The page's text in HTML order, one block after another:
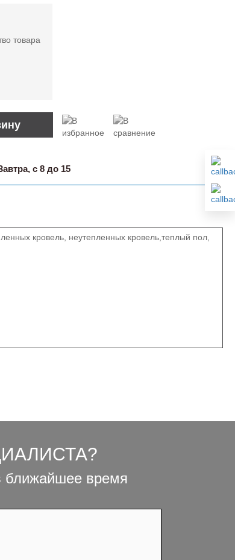
товара
с 8 до 15
кровель, неутепленных кровель,теплый пол,
ближайшее время